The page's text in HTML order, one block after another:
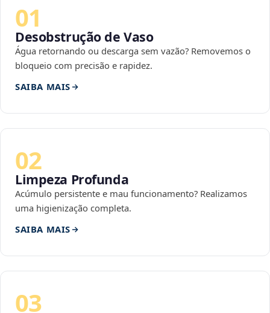
01
Desobstrução de Vaso
Água retornando ou descarga sem vazão? Removemos o
bloqueio com precisão e rapidez.
SAIBA MAIS
02
Limpeza Profunda
Acúmulo persistente e mau funcionamento? Realizamos
uma higienização completa.
SAIBA MAIS
03